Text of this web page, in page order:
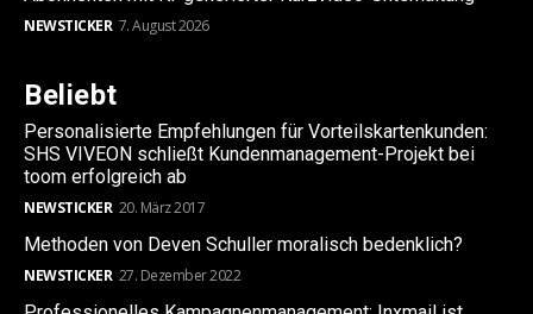
NEWSTICKER 7. August 2026
Beliebt
Personalisierte Empfehlungen für Vorteilskartenkunden:
SHS VIVEON schließt Kundenmanagement-Projekt bei
toom erfolgreich ab
NEWSTICKER 20. März 2017
Methoden von Deven Schuller moralisch bedenklich?
NEWSTICKER 27. Dezember 2022